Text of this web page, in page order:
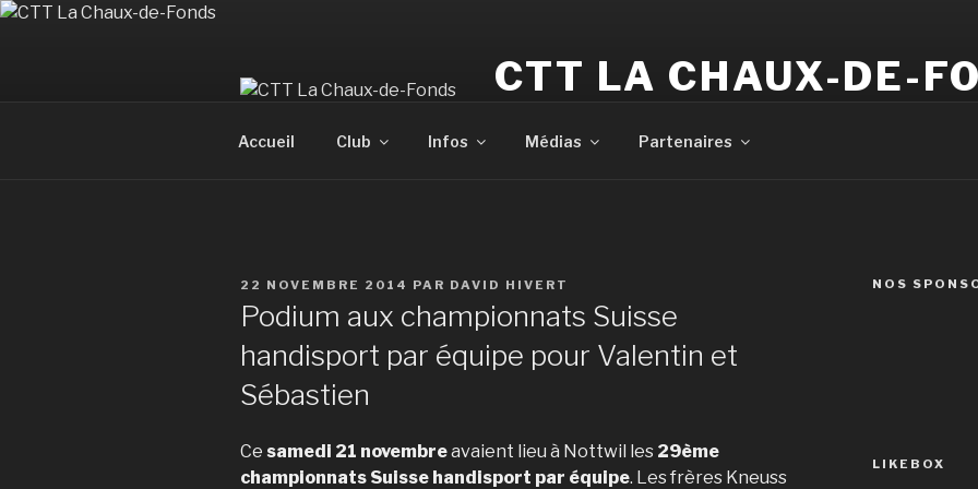
Aller
CTT LA CHAUX-DE-
Accueil Club Infos Médias Partenaires
PUBLIÉ
22 NOVEMBRE 2014 PAR DAVID HIVERT
Podium aux championnats Suisse
handisport par équipe pour Valentin et
Sébastien
Ce samedi 21 novembreavaient lieu à Nottwil les 29ème
championnats Suisse handisport par équipe. Les frères Kneuss
NOS
LIKEBOX